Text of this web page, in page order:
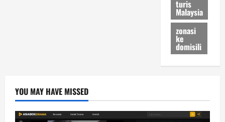
turis
Malaysia
zonasi
ke
domisili
YOU MAY HAVE MISSED